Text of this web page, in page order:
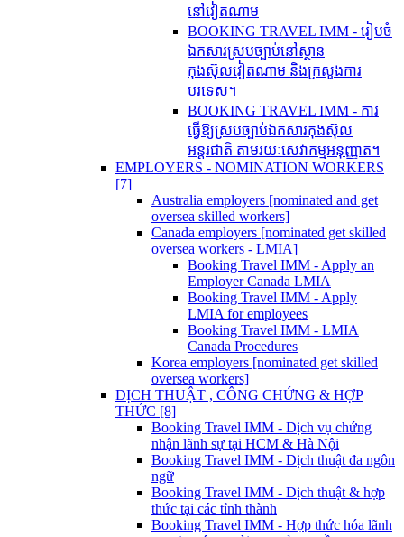
នៅវៀតណាម
BOOKING TRAVEL IMM - រៀបចំ
ឯកសារស្របច្បាប់នៅស្ថាន
កុងស៊ុលវៀតណាម និងក្រសួងការ
បរទេស។
BOOKING TRAVEL IMM - ការ
ធ្វើឱ្យស្របច្បាប់ឯកសារកុងស៊ុល
អន្តរជាតិ តាមរយៈសេវាកម្មអនុញ្ញាត។
EMPLOYERS - NOMINATION WORKERS
[7]
Australia employers [nominated and get
oversea skilled workers]
Canada employers [nominated get skilled
oversea workers - LMIA]
Booking Travel IMM - Apply an
Employer Canada LMIA
Booking Travel IMM - Apply
LMIA for employees
Booking Travel IMM - LMIA
Canada Procedures
Korea employers [nominated get skilled
oversea workers]
DỊCH THUẬT , CÔNG CHỨNG & HỢP
THỨC [8]
Booking Travel IMM - Dịch vụ chứng
nhận lãnh sự tại HCM & Hà Nội
Booking Travel IMM - Dịch thuật đa ngôn
ngữ
Booking Travel IMM - Dịch thuật & hợp
thức tại các tỉnh thành
Booking Travel IMM - Hợp thức hóa lãnh